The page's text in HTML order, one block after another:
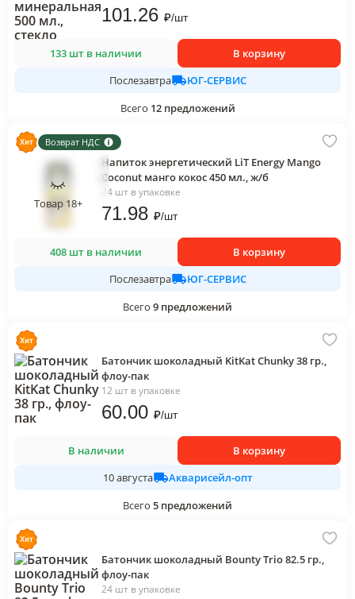
101.26 ₽/шт
133 шт в наличии
В корзину
Послезавтра
ЮГ-СЕРВИС
Всего 12 предложений
Возврат НДС
Товар 18+
Напиток энергетический LiT Energy Mango
Coconut манго кокос 450 мл., ж/б
24 шт в упаковке
71.98 ₽/шт
408 шт в наличии
В корзину
Послезавтра
ЮГ-СЕРВИС
Всего 9 предложений
Батончик шоколадный KitKat Chunky 38 гр.,
флоу-пак
12 шт в упаковке
60.00 ₽/шт
В наличии
В корзину
10 августа
Акварисейл-опт
Всего 5 предложений
Батончик шоколадный Bounty Trio 82.5 гр.,
флоу-пак
24 шт в упаковке